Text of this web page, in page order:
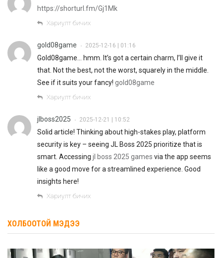
https://shorturl.fm/Gj1Mk
Хариулт бичих
gold08game • 2025-12-16 | 01:16
Gold08game… hmm. It’s got a certain charm, I’ll give it
that. Not the best, not the worst, squarely in the middle.
See if it suits your fancy! gold08game
Хариулт бичих
jlboss2025 • 2025-12-21 | 10:52
Solid article! Thinking about high-stakes play, platform
security is key – seeing JL Boss 2025 prioritize that is
smart. Accessing jl boss 2025 games via the app seems
like a good move for a streamlined experience. Good
insights here!
Хариулт бичих
ХОЛБООТОЙ МЭДЭЭ